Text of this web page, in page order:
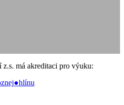
z.s. má akreditaci pro výuku: